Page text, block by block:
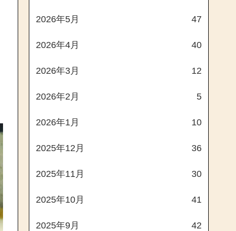
2026年5月 47
2026年4月 40
2026年3月 12
2026年2月 5
2026年1月 10
2025年12月 36
2025年11月 30
2025年10月 41
2025年9月 42